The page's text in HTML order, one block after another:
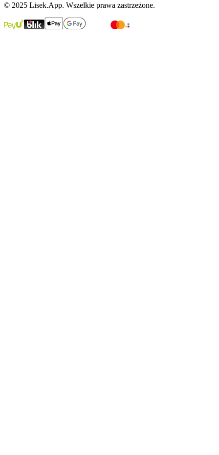
© 2025 Lisek.App. Wszelkie prawa zastrzeżone.